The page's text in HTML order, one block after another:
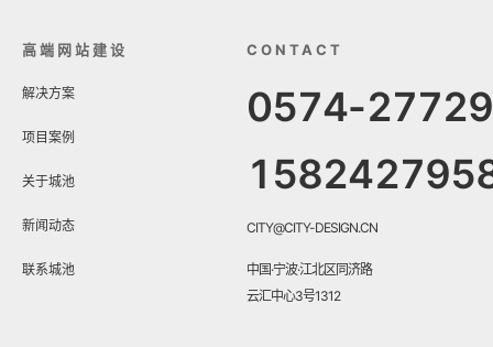
高端网站建设
解决方案
项目案例
关于城池
新闻动态
联系城池
CONTACT
0574-
CITY@CITY-DESIGN.CN
中国·宁波·江北区同济路
云汇中心3号1312